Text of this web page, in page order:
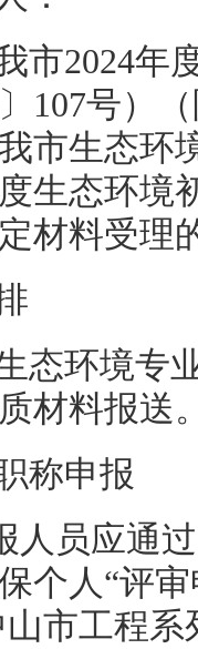
市2024年
107号）
市生态环
生态环境
材料受理
态环境专
材料报送
称申报
人员应通
个人“评
山市工程